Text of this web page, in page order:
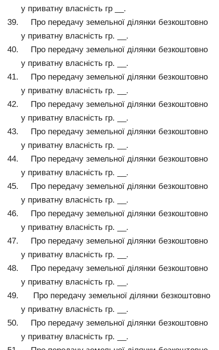
у приватну власність гр __.
Про передачу земельної ділянки безкоштовно
у приватну власність гр. __.
Про передачу земельної ділянки безкоштовно
у приватну власність гр. __.
Про передачу земельної ділянки безкоштовно
у приватну власність гр. __.
Про передачу земельної ділянки безкоштовно
у приватну власність гр. __.
Про передачу земельної ділянки безкоштовно
у приватну власність гр. __.
Про передачу земельної ділянки безкоштовно
у приватну власність гр. __.
Про передачу земельної ділянки безкоштовно
у приватну власність гр. __.
Про передачу земельної ділянки безкоштовно
у приватну власність гр. __.
Про передачу земельної ділянки безкоштовно
у приватну власність гр. __.
Про передачу земельної ділянки безкоштовно
у приватну власність гр. __.
Про передачу земельної ділянки безкоштовно
у приватну власність гр. __.
Про передачу земельної ділянки безкоштовно
у приватну власність гр. __.